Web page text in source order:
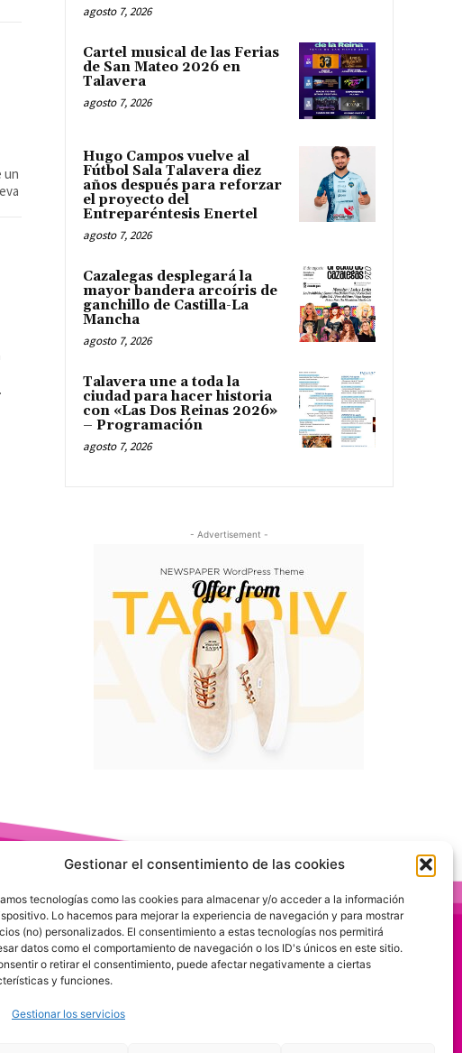
Gestionar el consentimiento de las cookies
tecnologías como las cookies para almacenar y/o acceder a la información
Lo hacemos para mejorar la experiencia de navegación y para mostrar
(no) personalizados. El consentimiento a estas tecnologías nos permitirá
datos como el comportamiento de navegación o los ID's únicos en este sitio.
o retirar el consentimiento, puede afectar negativamente a ciertas
y funciones.
Gestionar los servicios
un
agosto 7, 2026
Cartel musical de las Ferias
de San Mateo 2026 en
Talavera
agosto 7, 2026
Hugo Campos vuelve al
Fútbol Sala Talavera diez
años después para reforzar
el proyecto del
Entreparéntesis Enertel
agosto 7, 2026
Cazalegas desplegará la
mayor bandera arcoíris de
ganchillo de Castilla-La
Mancha
agosto 7, 2026
Talavera une a toda la
ciudad para hacer historia
con «Las Dos Reinas 2026»
– Programación
agosto 7, 2026
- Advertisement -